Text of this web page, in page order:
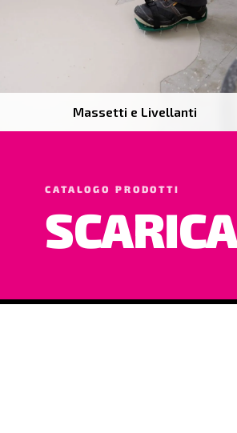
Massetti e Livellanti
CATALOGO PRODOTTI